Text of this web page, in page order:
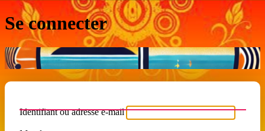
Se connecter
Identifiant ou adresse e-mail